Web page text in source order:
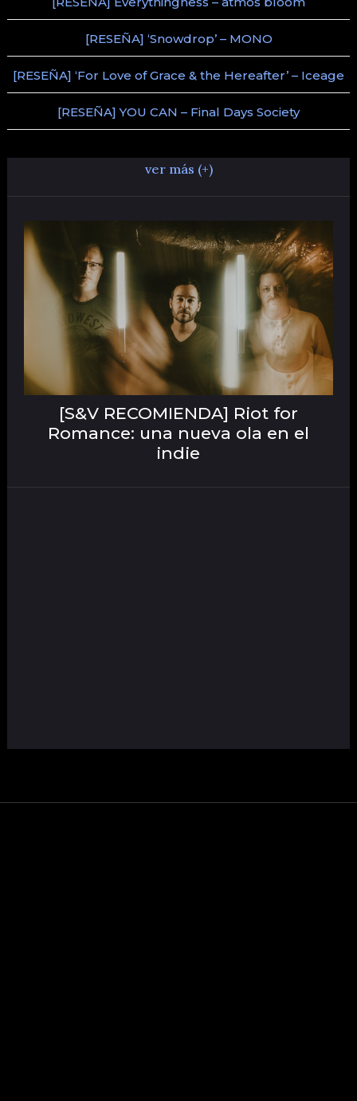
[RESEÑA] ‘Snowdrop’ – MONO
[RESEÑA] ‘For Love of Grace & the Hereafter’ – Iceage
[RESEÑA] YOU CAN – Final Days Society
ver más (+)
[S&V RECOMIENDA] Riot for
Romance: una nueva ola en el
indie